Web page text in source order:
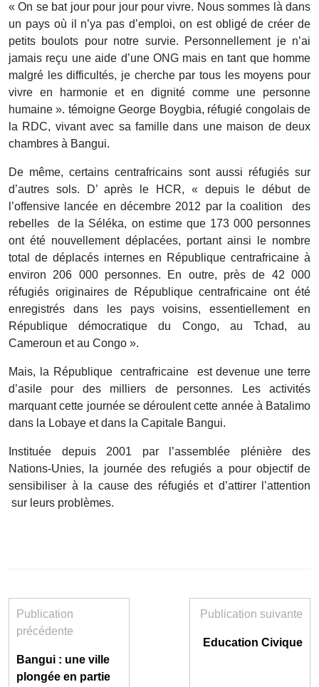
« On se bat jour pour jour pour vivre. Nous sommes là dans
un pays où il n’ya pas d’emploi, on est obligé de créer de
petits boulots pour notre survie. Personnellement je n’ai
jamais reçu une aide d’une ONG mais en tant que homme
malgré les difficultés, je cherche par tous les moyens pour
vivre en harmonie et en dignité comme une personne
humaine ». témoigne George Boygbia, réfugié congolais de
la RDC, vivant avec sa famille dans une maison de deux
chambres à Bangui.
De même, certains centrafricains sont aussi réfugiés sur
d’autres sols. D’ après le HCR, « depuis le début de
l’offensive lancée en décembre 2012 par la coalition des
rebelles de la Séléka, on estime que 173 000 personnes
ont été nouvellement déplacées, portant ainsi le nombre
total de déplacés internes en République centrafricaine à
environ 206 000 personnes. En outre, près de 42 000
réfugiés originaires de République centrafricaine ont été
enregistrés dans les pays voisins, essentiellement en
République démocratique du Congo, au Tchad, au
Cameroun et au Congo ».
Mais, la République centrafricaine est devenue une terre
d’asile pour des milliers de personnes. Les activités
marquant cette journée se déroulent cette année à Batalimo
dans la Lobaye et dans la Capitale Bangui.
Instituée depuis 2001 par l’assemblée plénière des
Nations-Unies, la journée des refugiés a pour objectif de
sensibiliser à la cause des réfugiés et d’attirer l’attention
sur leurs problèmes.
Publication
précédente
Bangui : une ville
plongée en partie
Publication suivante
Education Civique